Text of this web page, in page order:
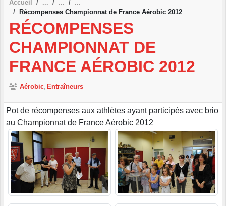
Accueil
Récompenses Championnat de France Aérobic 2012
RÉCOMPENSES
CHAMPIONNAT DE
FRANCE AÉROBIC 2012
Aérobic Entraîneurs
Pot de récompenses aux athlètes ayant participés avec brio
au Championnat de France Aérobic 2012